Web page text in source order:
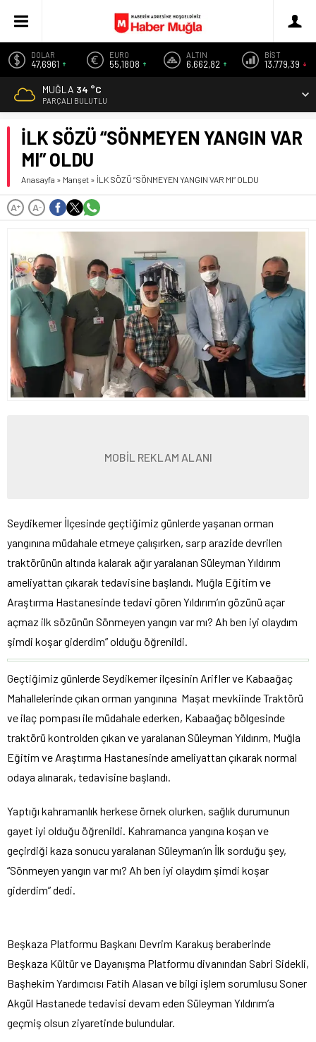
DOLAR
47,6961
EURO
55,1808
ALTIN
6.662,82
BİST
13.779,39
MUĞLA 34 °C
PARÇALI BULUTLU
İLK SÖZÜ “SÖNMEYEN YANGIN VAR
MI” OLDU
Anasayfa » Manşet » İLK SÖZÜ “SÖNMEYEN YANGIN VAR MI” OLDU
A+ A-
MOBİL REKLAM ALANI
Seydikemer İlçesinde geçtiğimiz günlerde yaşanan orman
yangınına müdahale etmeye çalışırken, sarp arazide devrilen
traktörünün altında kalarak ağır yaralanan Süleyman Yıldırım
ameliyattan çıkarak tedavisine başlandı. Muğla Eğitim ve
Araştırma Hastanesinde tedavi gören Yıldırım’ın gözünü açar
açmaz ilk sözünün Sönmeyen yangın var mı? Ah ben iyi olaydım
şimdi koşar giderdim” olduğu öğrenildi.
Geçtiğimiz günlerde Seydikemer ilçesinin Arifler ve Kabaağaç
Mahallelerinde çıkan orman yangınına Maşat mevkiinde Traktörü
ve ilaç pompası ile müdahale ederken, Kabaağaç bölgesinde
traktörü kontrolden çıkan ve yaralanan Süleyman Yıldırım, Muğla
Eğitim ve Araştırma Hastanesinde ameliyattan çıkarak normal
odaya alınarak, tedavisine başlandı.
Yaptığı kahramanlık herkese örnek olurken, sağlık durumunun
gayet iyi olduğu öğrenildi. Kahramanca yangına koşan ve
geçirdiği kaza sonucu yaralanan Süleyman’ın İlk sorduğu şey,
“Sönmeyen yangın var mı? Ah ben iyi olaydım şimdi koşar
giderdim” dedi.
Beşkaza Platformu Başkanı Devrim Karakuş beraberinde
Beşkaza Kültür ve Dayanışma Platformu divanından Sabri Sidekli,
Başhekim Yardımcısı Fatih Alasan ve bilgi işlem sorumlusu Soner
Akgül Hastanede tedavisi devam eden Süleyman Yıldırım’a
geçmiş olsun ziyaretinde bulundular.